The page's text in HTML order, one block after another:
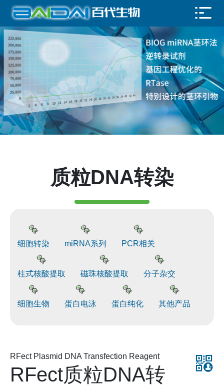
质粒DNA转染
细胞转染 miRNA系列 PCR相关
柱式核酸提取 磁珠核酸提取 分子杂交
细胞生物 蛋白电泳 蛋白纯化 其他产品
RFect Plasmid DNA Transfection Reagent
RFect质粒DNA转